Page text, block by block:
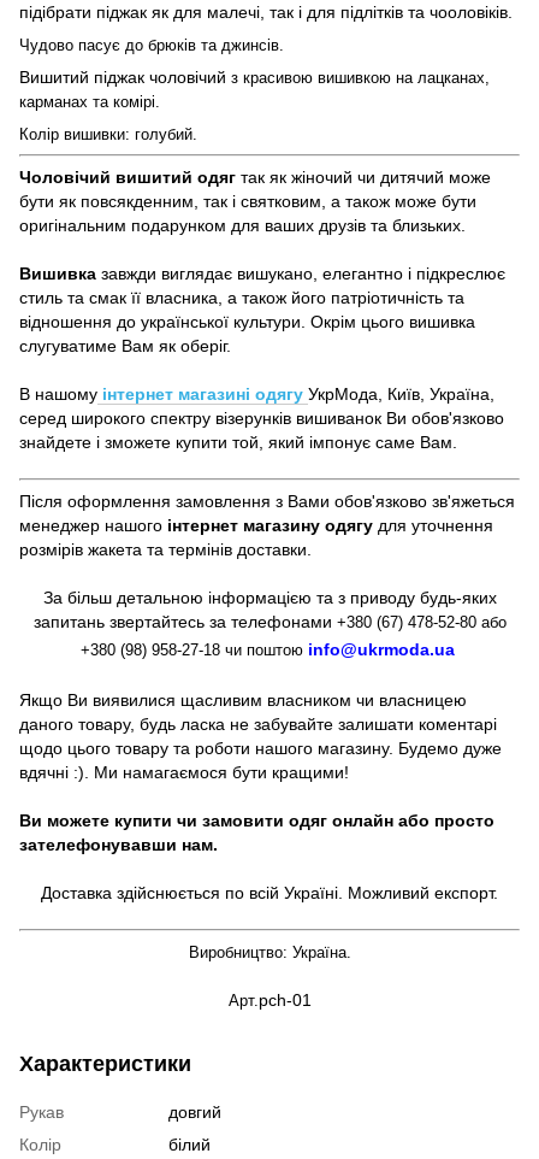
підібрати піджак як для малечі, так і для підлітків та чооловіків.
Чудово пасує до брюків та джинсів.
Вишитий піджак чоловічий з красивою вишивкою на лацканах,
карманах та комірі.
Колір вишивки: голубий.
Чоловічий вишитий одяг так як жіночий чи дитячий може
бути як повсякденним, так і святковим, а також може бути
оригінальним подарунком для ваших друзів та близьких.
Вишивка завжди виглядає вишукано, елегантно і підкреслює
стиль та смак її власника, а також його патріотичність та
відношення до української культури. Окрім цього вишивка
слугуватиме Вам як оберіг.
В нашому інтернет магазині одягу УкрМода, Київ, Україна,
серед широкого спектру візерунків вишиванок Ви обов'язково
знайдете і зможете купити той, який імпонує саме Вам.
Після оформлення замовлення з Вами обов'язково зв'яжеться
менеджер нашого інтернет магазину одягу для уточнення
розмірів жакета та термінів доставки.
За більш детальною інформацією та з приводу будь-яких
запитань звертайтесь за телефонами +380 (67) 478-52-80 або
+380 (98) 958-27-18 чи поштою info@ukrmoda.ua
Якщо Ви виявилися щасливим власником чи власницею
даного товару, будь ласка не забувайте залишати коментарі
щодо цього товару та роботи нашого магазину. Будемо дуже
вдячні :). Ми намагаємося бути кращими!
Ви можете купити чи замовити одяг онлайн або просто
зателефонувавши нам.
Доставка здійснюється по всій Україні. Можливий експорт.
Виробництво: Україна.
Арт.pch-01
Характеристики
Рукав
довгий
Колір
білий